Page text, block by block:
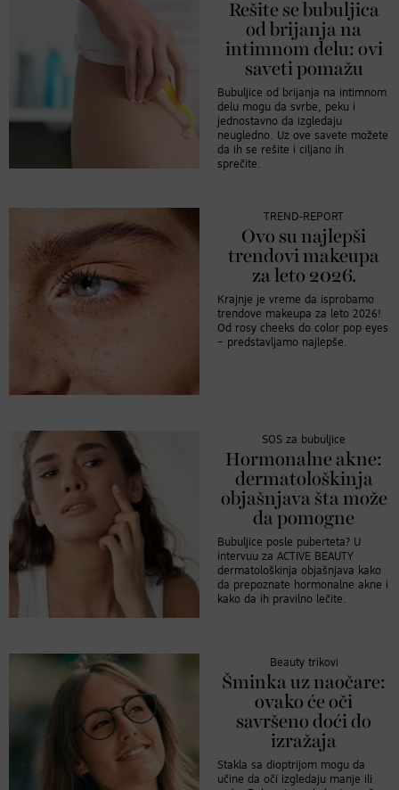
Rešite se bubuljica
od brijanja na
intimnom delu: ovi
saveti pomažu
Bubuljice od brijanja na intimnom
delu mogu da svrbe, peku i
jednostavno da izgledaju
neugledno. Uz ove savete možete
da ih se rešite i ciljano ih
sprečite.
TREND-REPORT
Ovo su najlepši
trendovi makeupa
za leto 2026.
Krajnje je vreme da isprobamo
trendove makeupa za leto 2026!
Od rosy cheeks do color pop eyes
– predstavljamo najlepše.
SOS za bubuljice
Hormonalne akne:
dermatološkinja
objašnjava šta može
da pomogne
Bubuljice posle puberteta? U
intervuu za ACTIVE BEAUTY
dermatološkinja objašnjava kako
da prepoznate hormonalne akne i
kako da ih pravilno lečite.
Beauty trikovi
Šminka uz naočare:
ovako će oči
savršeno doći do
izražaja
Stakla sa dioptrijom mogu da
učine da oči izgledaju manje ili